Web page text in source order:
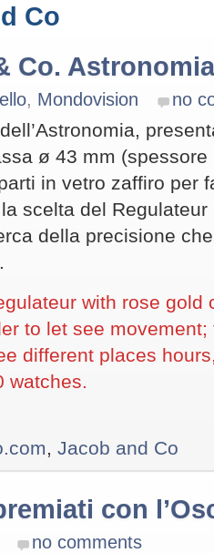
Co
Co.
, Mondovision no
ø 43 mm
in vetro zaffiro per
scelta del
della precisione
with rose gold
to let see
different places
watches.
Jacob and Co
con
no comments